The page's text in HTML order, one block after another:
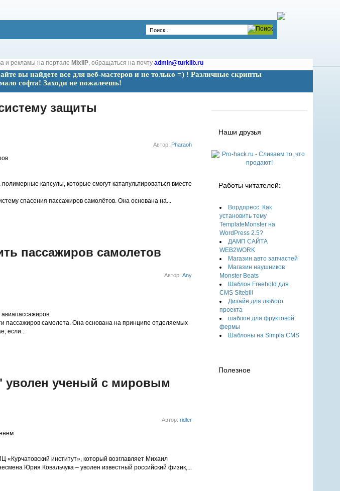
и рекламы на портале MixliP, обращаться на почту admin@turklib.ru
вы найдете все для веб-мастеров и не только =) ! Различные скрипты
софта! Заходи не пожалеешь!
защиты
Автор: Pharaoh
капсулы, которые смогут катапультироваться вместе
спасения пассажиров самолётов. Она основана на...
пассажиров самолетов
Автор:Any
пассажиров самолета. Она основана на принципе отделяемых
если...
уволен ученый с мировым
Автор:ridler
«Курчатовский институт», который возглавляет Михаил
Юрия Ковальчука – уволен известный российский физик,...
Наши друзья
Работы читателей:
Вордпресс. Как
установить тему
TemplateMonster на
WordPress 2.5?
ДАМП САЙТА
WEB2WORK
Магазин авто запчастей
Магазин наушников
Monster Beats
Шаблон Freehold для
CMS Sitebill
Дизайн для любого
проекта
шаблон для фруктовой
фермы
Шаблоны на Simpla CMS
Полезное